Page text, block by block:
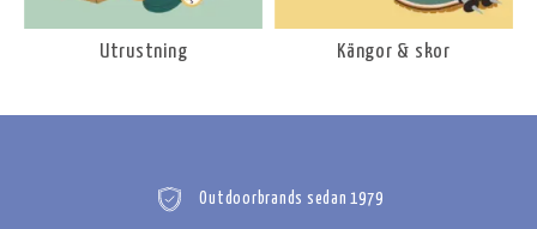
Utrustning Kängor & skor
Outdoorbrands sedan 1979